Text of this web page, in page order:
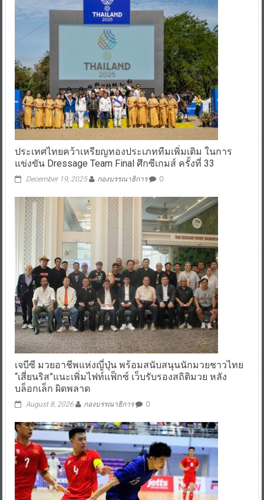
ประเทศไทยคว้าเหรียญทองประเภททีมเพิ่มเติม ในการ
แข่งขัน Dressage Team Final ศึกซีเกมส์ ครั้งที่ 33
December 19, 2025 กองบรรณาธิการ 0
เจบีซี มวยอาชีพแห่งญี่ปุ่น พร้อมสนับสนุนนักมวยชาวไทย
“เสี่ยนริส”แนะเพิ่มไฟท์แฟ็กซ์ เว็บรับรองสถิติมวย หลัง
บล็อกเล็ก ผิดพลาด
August 8, 2026 กองบรรณาธิการ 0